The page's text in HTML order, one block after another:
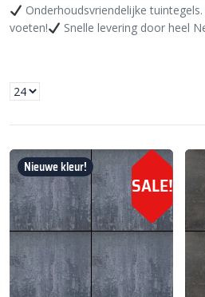
Onderhoudsvriendelijke tuintegels.
voeten!
Snelle levering door heel
Nieuwe kleur!
SALE!